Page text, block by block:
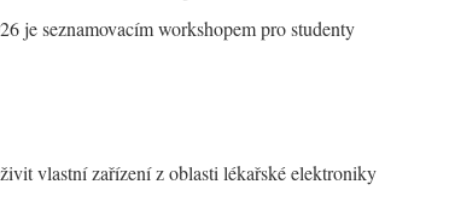
je seznamovacím workshopem pro studenty
vlastní zařízení z oblasti lékařské elektroniky